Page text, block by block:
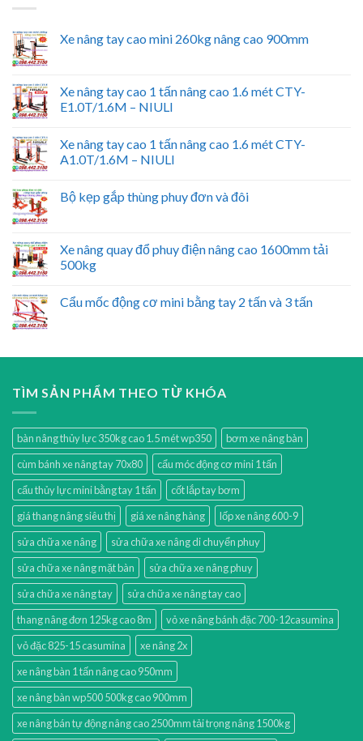
Xe nâng tay cao mini 260kg nâng cao 900mm
Xe nâng tay cao 1 tấn nâng cao 1.6 mét CTY-
E1.0T/1.6M – NIULI
Xe nâng tay cao 1 tấn nâng cao 1.6 mét CTY-
A1.0T/1.6M – NIULI
Bộ kẹp gắp thùng phuy đơn và đôi
Xe nâng quay đổ phuy điện nâng cao 1600mm tải
500kg
Cẩu mốc động cơ mini bằng tay 2 tấn và 3 tấn
TÌM SẢN PHẨM THEO TỪ KHÓA
bàn nâng thủy lực 350kg cao 1.5 mét wp350
bơm xe nâng bàn
cùm bánh xe nâng tay 70x80
cẩu móc động cơ mini 1 tấn
cẩu thủy lực mini bằng tay 1 tấn
cốt lắp tay bơm
giá thang nâng siêu thị
giá xe nâng hàng
lốp xe nâng 600-9
sửa chữa xe nâng
sửa chữa xe nâng di chuyển phuy
sửa chữa xe nâng mặt bàn
sửa chữa xe nâng phuy
sửa chữa xe nâng tay
sửa chữa xe nâng tay cao
thang nâng đơn 125kg cao 8m
vỏ xe nâng bánh đặc 700-12casumina
vỏ đặc 825-15 casumina
xe nâng 2x
xe nâng bàn 1 tấn nâng cao 950mm
xe nâng bàn wp500 500kg cao 900mm
xe nâng bán tự động nâng cao 2500mm tải trọng nâng 1500kg